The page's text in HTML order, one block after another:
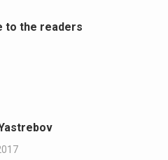
to the readers